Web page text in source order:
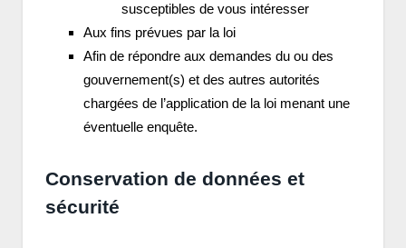
susceptibles de vous intéresser
Aux fins prévues par la loi
Afin de répondre aux demandes du ou des
gouvernement(s) et des autres autorités
chargées de l’application de la loi menant une
éventuelle enquête.
Conservation de données et
sécurité